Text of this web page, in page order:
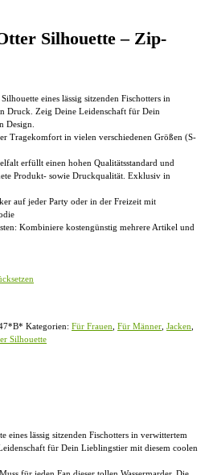
Silhouette – Zip-
eines lässig sitzenden Fischotters in
Druck. Zeig Deine Leidenschaft für Dein
Design.
Tragekomfort in vielen verschiedenen Größen (S-
erfüllt einen hohen Qualitätsstandard und
Produkt- sowie Druckqualität. Exklusiv in
auf jeder Party oder in der Freizeit mit
Kombiniere kostengünstig mehrere Artikel und
Kategorien: Für Frauen Für Männer Jacken
Silhouette
eines lässig sitzenden Fischotters in verwittertem
für Dein Lieblingstier mit diesem coolen